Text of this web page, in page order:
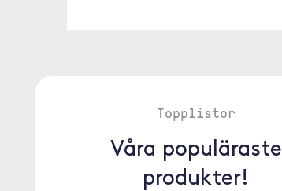
Topplistor
Våra populäraste
produkter!